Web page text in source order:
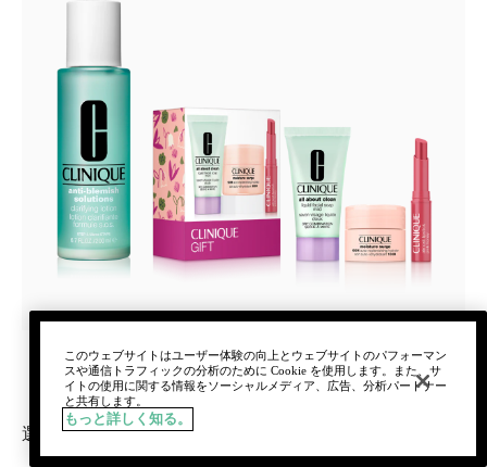
選べるふき取り化粧水 セット〈アクネ クラリファイング
ローション（医薬部外品）〉_2026.07
このウェブサイトはユーザー体験の向上とウェブサイトのパフォーマン
スや通信トラフィックの分析のために Cookie を使用します。また、サ
イトの使用に関する情報をソーシャルメディア、広告、分析パートナー
と共有します。
もっと詳しく知る。